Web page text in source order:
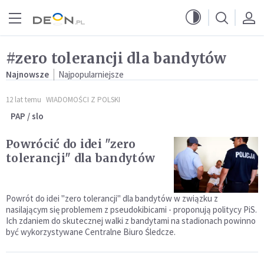
#zero tolerancji dla bandytów
Najnowsze Najpopularniejsze
12 lat temu WIADOMOŚCI Z POLSKI
PAP / slo
Powrócić do idei "zero
tolerancji" dla bandytów
Powrót do idei "zero tolerancji" dla bandytów w związku z
nasilającym się problemem z pseudokibicami - proponują politycy PiS.
Ich zdaniem do skutecznej walki z bandytami na stadionach powinno
być wykorzystywane Centralne Biuro Śledcze.